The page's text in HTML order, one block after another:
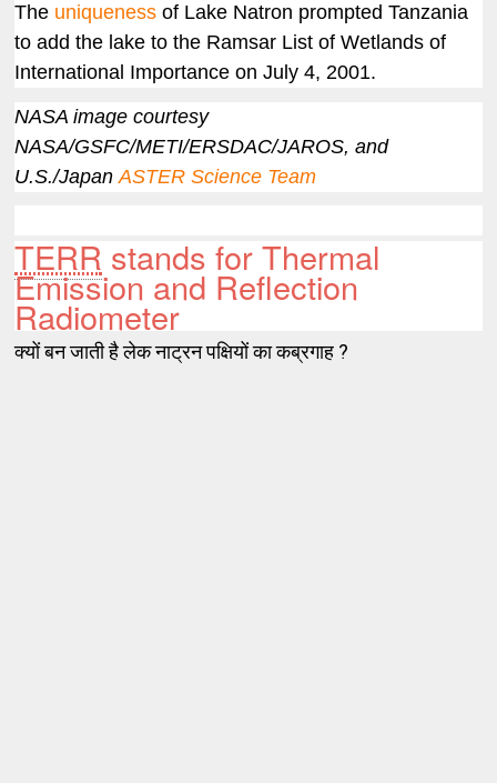
The uniqueness of Lake Natron prompted Tanzania
to add the lake to the Ramsar List of Wetlands of
International Importance on July 4, 2001.
NASA image courtesy
NASA/GSFC/METI/ERSDAC/JAROS, and
U.S./JapanASTER Science Team
TERR stands for Thermal
Emission and Reflection
Radiometer
क्यों बन जाती है लेक नाट्रन पक्षियों का कब्रगाह ?